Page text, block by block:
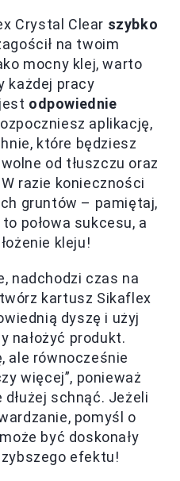
Crystal Clear szybko
na twoim
mocny klej, warto
każdej pracy
odpowiednie
aplikację,
które będziesz
od tłuszczu oraz
razie konieczności
gruntów – pamiętaj,
połowa sukcesu, a
kleju!
nadchodzi czas na
kartusz Sikaflex
dyszę i użyj
nałożyć produkt.
ale równocześnie
więcej”, ponieważ
dłużej schnąć. Jeżeli
pomyśl o
być doskonały
efektu!